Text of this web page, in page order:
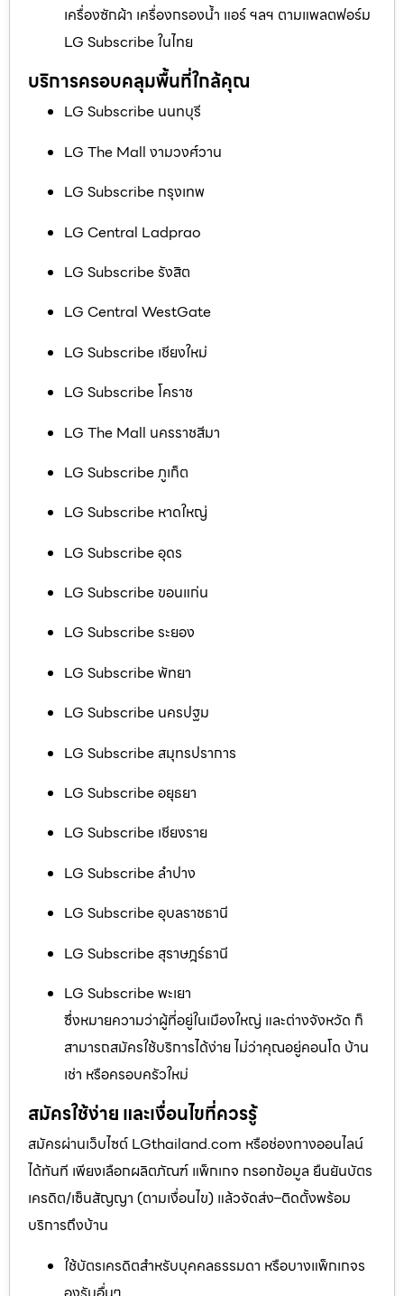
เครื่องซักผ้า เครื่องกรองน้ำ แอร์ ฯลฯ ตามแพลตฟอร์ม
LG Subscribe ในไทย
บริการครอบคลุมพื้นที่ใกล้คุณ
LG Subscribe นนทบุรี
LG The Mall งามวงศ์วาน
LG Subscribe กรุงเทพ
LG Central Ladprao
LG Subscribe รังสิต
LG Central WestGate
LG Subscribe เชียงใหม่
LG Subscribe โคราช
LG The Mall นครราชสีมา
LG Subscribe ภูเก็ต
LG Subscribe หาดใหญ่
LG Subscribe อุดร
LG Subscribe ขอนแก่น
LG Subscribe ระยอง
LG Subscribe พัทยา
LG Subscribe นครปฐม
LG Subscribe สมุทรปราการ
LG Subscribe อยุธยา
LG Subscribe เชียงราย
LG Subscribe ลำปาง
LG Subscribe อุบลราชธานี
LG Subscribe สุราษฎร์ธานี
LG Subscribe พะเยา
ซึ่งหมายความว่าผู้ที่อยู่ในเมืองใหญ่ และต่างจังหวัด ก็
สามารถสมัครใช้บริการได้ง่าย ไม่ว่าคุณอยู่คอนโด บ้าน
เช่า หรือครอบครัวใหม่
สมัครใช้ง่าย และเงื่อนไขที่ควรรู้
สมัครผ่านเว็บไซต์ LGthailand.com หรือช่องทางออนไลน์
ได้ทันที เพียงเลือกผลิตภัณฑ์ แพ็กเกจ กรอกข้อมูล ยืนยันบัตร
เครดิต/เซ็นสัญญา (ตามเงื่อนไข) แล้วจัดส่ง–ติดตั้งพร้อม
บริการถึงบ้าน
ใช้บัตรเครดิตสำหรับบุคคลธรรมดา หรือบางแพ็กเกจร